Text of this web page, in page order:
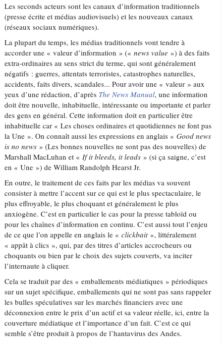
Les seconds acteurs sont les canaux d’information traditionnels
(presse écrite et médias audiovisuels) et les nouveaux canaux
(réseaux sociaux numériques).
La plupart du temps, les médias traditionnels vont tendre à
accorder une « valeur d’information » («news value ») à des faits
extra-ordinaires au sens strict du terme, qui sont généralement
négatifs : guerres, attentats terroristes, catastrophes naturelles,
accidents, faits divers, scandales... Pour avoir une « valeur » aux
yeux d’une rédaction, d’après The News Manual, une information
doit être nouvelle, inhabituelle, intéressante ou importante et parler
des gens en général. Cette information doit en particulier être
inhabituelle car « Les choses ordinaires et quotidiennes ne font pas
la Une ». On connaît aussi les expressions en anglais «Good news
is no news » (Les bonnes nouvelles ne sont pas des nouvelles) de
Marshall MacLuhan et «If it bleeds, it leads » (si ça saigne, c’est
en « Une ») de William Randolph Hearst Jr.
En outre, le traitement de ces faits par les médias va souvent
consister à mettre l’accent sur ce qui est le plus spectaculaire, le
plus effroyable, le plus choquant et généralement le plus
anxiogène. C’est en particulier le cas pour la presse tabloïd ou
pour les chaînes d’information en continu. C’est aussi tout l’enjeu
de ce que l’on appelle en anglais le «clickbait», littéralement
« appât à clics », qui, par des titres d’articles accrocheurs ou
choquants ou bien par le choix des sujets couverts, va inciter
l’internaute à cliquer.
Cela se traduit par des « emballements médiatiques » périodiques
sur un sujet spécifique, emballements qui ne sont pas sans rappeler
les bulles spéculatives sur les marchés financiers avec une
déconnexion entre le prix d’un actif et sa valeur réelle, ici, entre la
couverture médiatique et l’importance d’un fait. C’est ce qui
semble s’être produit à propos de l’hantavirus des Andes.